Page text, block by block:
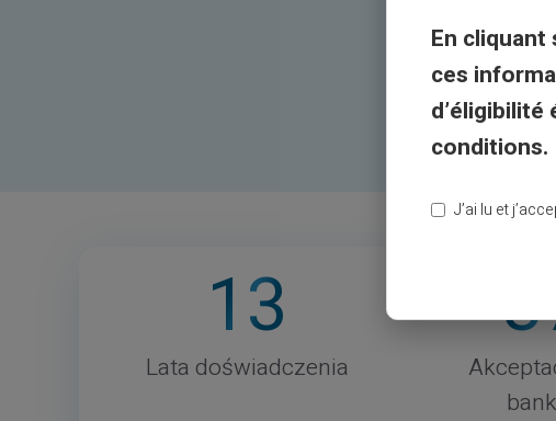
13
Lata doświadczenia
En
ces
conditions.
J’ai lu et